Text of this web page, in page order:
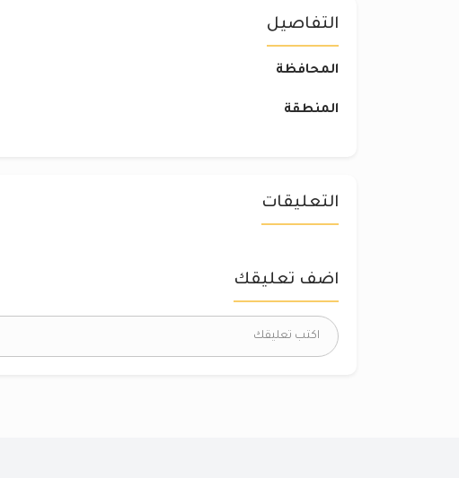
التفاصيل
المحافظة
المنطقة
التعليقات
اضف تعليقك